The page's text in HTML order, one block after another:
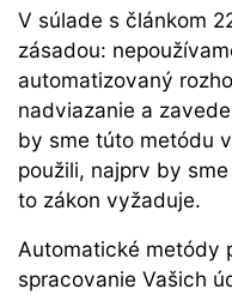
V súlade s článkom
zásadou:
automatizovaný
nadviazanie a
by sme túto metódu
použili, najprv by
to zákon vyžaduje.
Automatické metódy
spracovanie Vašich